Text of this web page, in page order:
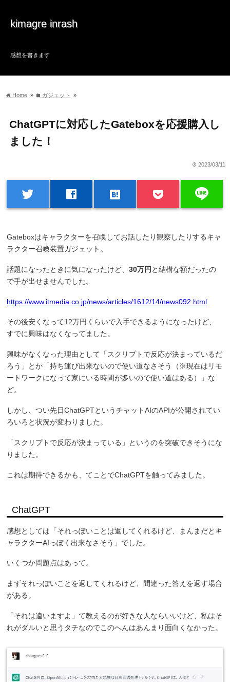
kimagre inrash
感想を書きます
home Home » folder ガジェット »
ChatGPTに対応したGateboxを応援購入し
ました！
time 2023/03/11
twitter facebook hatenabookmark line
Gateboxはキャラクターを召喚してお話したり観察したりするキャ
ラクター召喚装置ガジェット。
話題になったときに気になったけど、30万円 と結構な額だったの
で手が出せませんでした。
https://www.itmedia.co.jp/news/articles/1612/14/news092.html
その後安くなって12万円くらいで入手できるようになったけど、
すでに興味はなくなってました。
興味がなくなった理由として「スクリプトで反応が決まっているだ
ろう」とか「持ち運び出来ないので使い道なさそう（※現在はリモ
ートワークになって家にいる時間が多いので使い道はある）」な
ど。
しかし、つい先日ChatGPTというチャットAIのAPIが公開されてい
ろいろと状況が変わりました。
「スクリプトで反応が決まっている」というのを突破できそうにな
りました。
これは期待できるかも、てことでChatGPTを触ってみました。
ChatGPT
感想としては「それっぽいことは返してくれるけど、まんまだとキ
ャラクターAIっぽく出来なさそう」でした。
いくつか問題点はあって。
まずそれっぽいことを返してくれるけど、間違った答えを返す場合
がある。
「それは違いますよ」て教えるのが好きな人ならいいけど、私はそ
れがダルいと思うタチなのでこのへんはあんまり面白くなかった。